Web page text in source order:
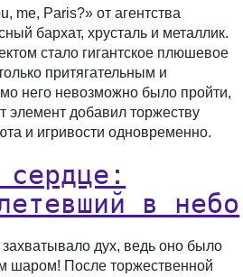
me, Paris?» от агентства
бархат, хрусталь и металлик.
стало гигантское плюшевое
притягательным и
него невозможно было пройти,
элемент добавил торжеству
и игривости одновременно.
сердце:
в небо
дух, ведь оно было
шаром! После торжественной